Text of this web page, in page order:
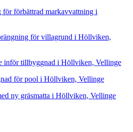
förbättrad markavvattning i
för villagrund i Höllviken,
inför tillbyggnad i Höllviken, Vellinge
för pool i Höllviken, Vellinge
ny gräsmatta i Höllviken, Vellinge